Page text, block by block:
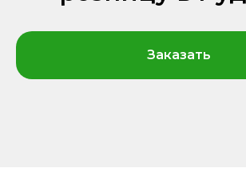
Заказать